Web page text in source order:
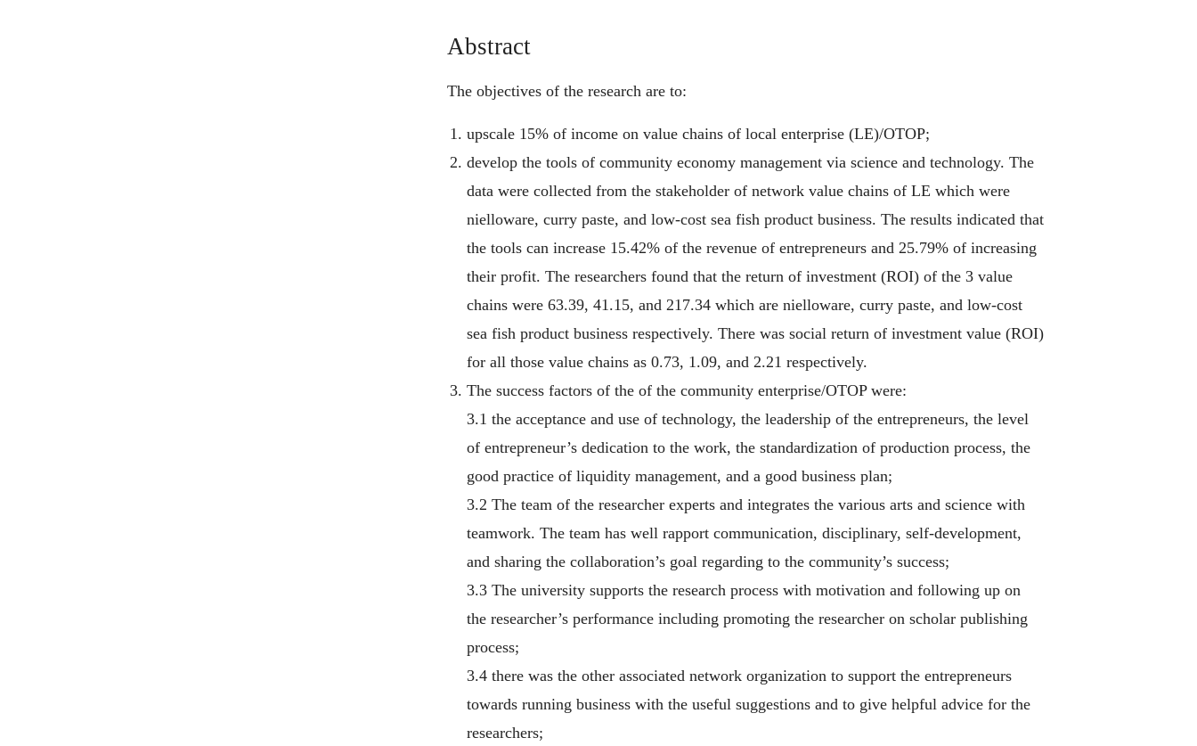
Abstract
The objectives of the research are to:
upscale 15% of income on value chains of local enterprise (LE)/OTOP;
develop the tools of community economy management via science and technology. The
data were collected from the stakeholder of network value chains of LE which were
nielloware, curry paste, and low-cost sea fish product business. The results indicated that
the tools can increase 15.42% of the revenue of entrepreneurs and 25.79% of increasing
their profit. The researchers found that the return of investment (ROI) of the 3 value
chains were 63.39, 41.15, and 217.34 which are nielloware, curry paste, and low-cost
sea fish product business respectively. There was social return of investment value (ROI)
for all those value chains as 0.73, 1.09, and 2.21 respectively.
The success factors of the of the community enterprise/OTOP were:
3.1 the acceptance and use of technology, the leadership of the entrepreneurs, the level
of entrepreneur’s dedication to the work, the standardization of production process, the
good practice of liquidity management, and a good business plan;
3.2 The team of the researcher experts and integrates the various arts and science with
teamwork. The team has well rapport communication, disciplinary, self-development,
and sharing the collaboration’s goal regarding to the community’s success;
3.3 The university supports the research process with motivation and following up on
the researcher’s performance including promoting the researcher on scholar publishing
process;
3.4 there was the other associated network organization to support the entrepreneurs
towards running business with the useful suggestions and to give helpful advice for the
researchers;